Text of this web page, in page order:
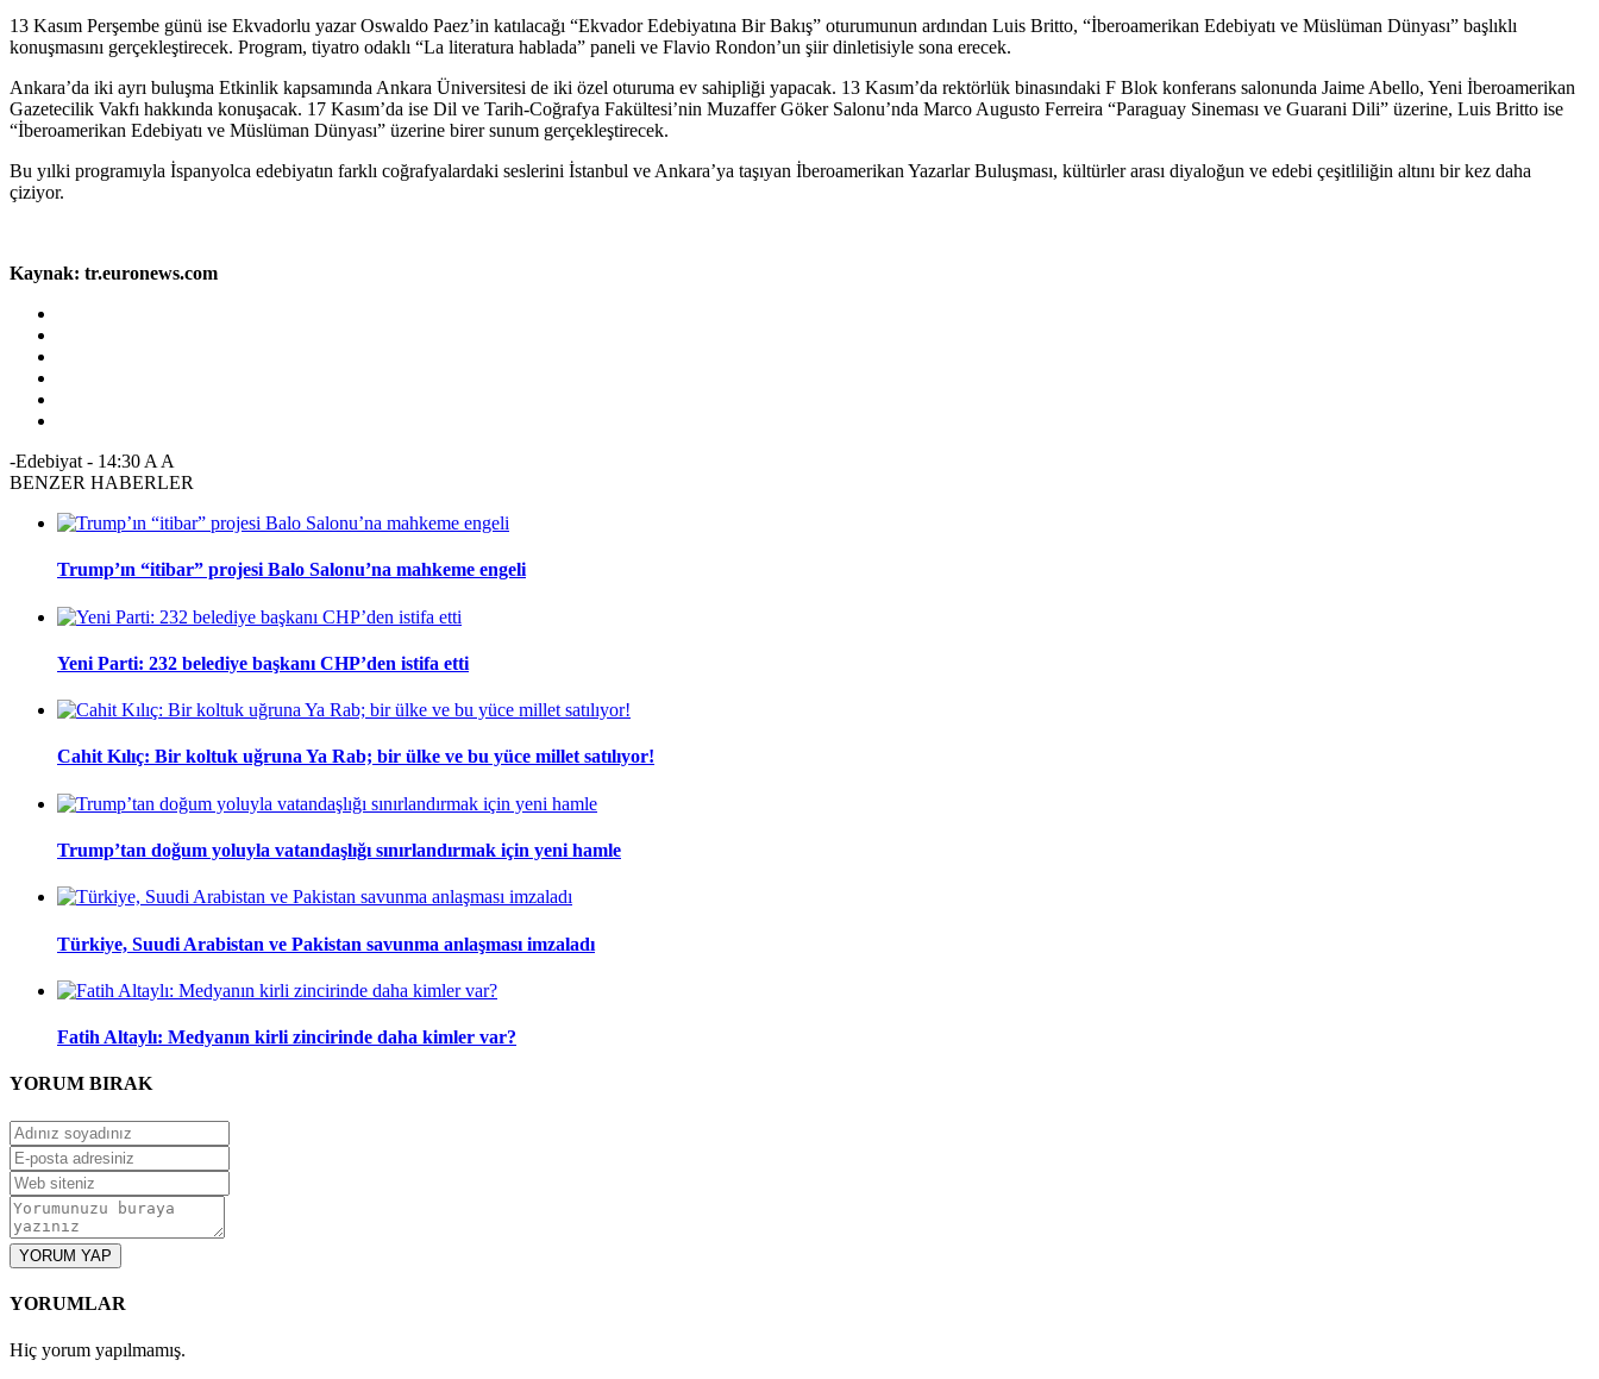
13 Kasım Perşembe günü ise Ekvadorlu yazar Oswaldo Paez’in katılacağı “Ekvador Edebiyatına Bir Bakış” oturumunun ardından Luis Britto, “İberoamerikan Edebiyatı ve Müslüman Dünyası” başlıklı
konuşmasını gerçekleştirecek. Program, tiyatro odaklı “La literatura hablada” paneli ve Flavio Rondon’un şiir dinletisiyle sona erecek.
Ankara’da iki ayrı buluşma Etkinlik kapsamında Ankara Üniversitesi de iki özel oturuma ev sahipliği yapacak. 13 Kasım’da rektörlük binasındaki F Blok konferans salonunda Jaime Abello, Yeni İberoamerikan
Gazetecilik Vakfı hakkında konuşacak. 17 Kasım’da ise Dil ve Tarih-Coğrafya Fakültesi’nin Muzaffer Göker Salonu’nda Marco Augusto Ferreira “Paraguay Sineması ve Guarani Dili” üzerine, Luis Britto ise
“İberoamerikan Edebiyatı ve Müslüman Dünyası” üzerine birer sunum gerçekleştirecek.
Bu yılki programıyla İspanyolca edebiyatın farklı coğrafyalardaki seslerini İstanbul ve Ankara’ya taşıyan İberoamerikan Yazarlar Buluşması, kültürler arası diyaloğun ve edebi çeşitliliğin altını bir kez daha
çiziyor.
Kaynak: tr.euronews.com
-Edebiyat - 14:30 A A
BENZER HABERLER
Trump’ın “itibar” projesi Balo Salonu’na mahkeme engeli
Yeni Parti: 232 belediye başkanı CHP’den istifa etti
Cahit Kılıç: Bir koltuk uğruna Ya Rab; bir ülke ve bu yüce millet satılıyor!
Trump’tan doğum yoluyla vatandaşlığı sınırlandırmak için yeni hamle
Türkiye, Suudi Arabistan ve Pakistan savunma anlaşması imzaladı
Fatih Altaylı: Medyanın kirli zincirinde daha kimler var?
YORUM BIRAK
YORUM YAP
YORUMLAR
Hiç yorum yapılmamış.